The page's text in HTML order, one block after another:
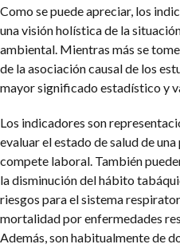
Como se puede apreciar, los
una visión holística de la
ambiental. Mientras más se
de la asociación causal de los
mayor significado estadístico y
Los indicadores son
evaluar el estado de salud de
compete laboral. También
la disminución del hábito
riesgos para el sistema
mortalidad por enfermedades
Además, son habitualmente de